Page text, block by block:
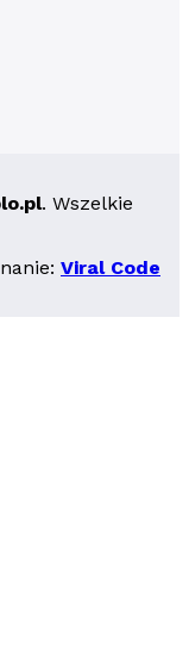
. Wszelkie
Viral Code